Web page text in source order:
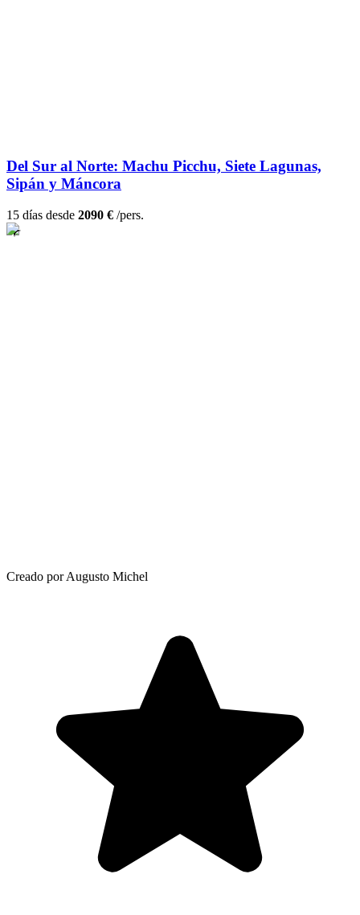
Del Sur al Norte: Machu Picchu, Siete Lagunas,
Sipán y Máncora
15 días desde 2090 € /pers.
Creado por Augusto Michel